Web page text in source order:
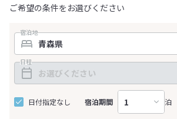
ご希望の条件をお選びください
宿泊地
日程
日付指定なし 宿泊期間 泊